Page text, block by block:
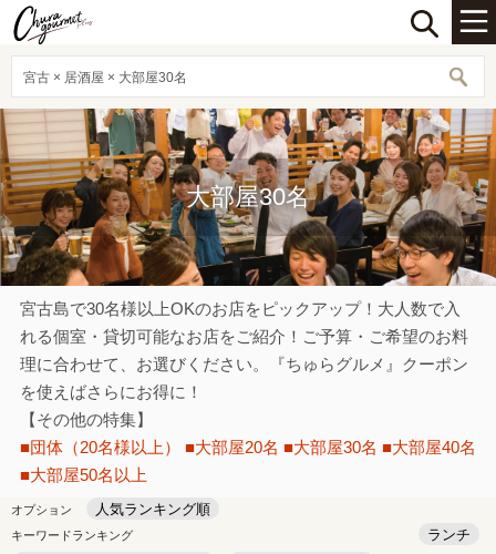
宮古 × 居酒屋 × 大部屋30名
大部屋30名
宮古島で30名様以上OKのお店をピックアップ！大人数で入
れる個室・貸切可能なお店をご紹介！ご予算・ご希望のお料
理に合わせて、お選びください。『ちゅらグルメ』クーポン
を使えばさらにお得に！
【その他の特集】
■団体（20名様以上）
■大部屋20名 ■大部屋30名 ■大部屋40名
■大部屋50名以上
オプション 人気ランキング順
キーワードランキング
ランチ